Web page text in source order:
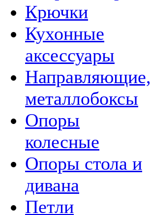
Крючки
Кухонные
аксессуары
Направляющие,
металлобоксы
Опоры
колесные
Опоры стола и
дивана
Петли